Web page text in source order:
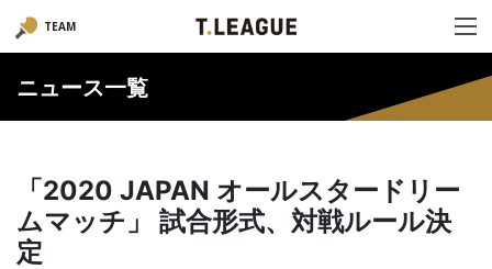
TEAM
ニュース一覧
「2020 JAPAN オールスタードリー
ムマッチ」 試合形式、対戦ルール決
定